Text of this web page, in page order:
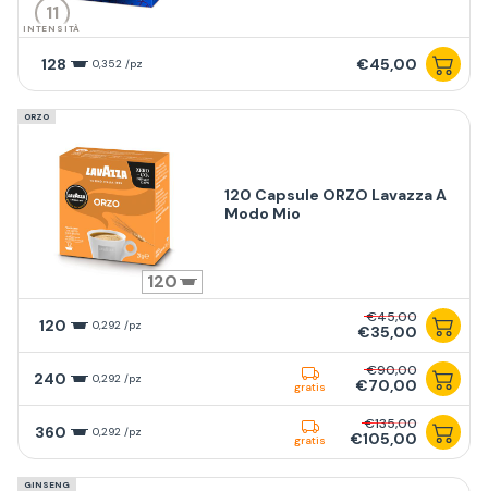
11
INTENSITÀ
128 0,352 /pz €45,00
ORZO
120
120 Capsule ORZO Lavazza A
Modo Mio
120 0,292 /pz €45,00
€35,00
240 0,292 /pz
gratis
€90,00
€70,00
360 0,292 /pz
gratis
€135,00
€105,00
GINSENG